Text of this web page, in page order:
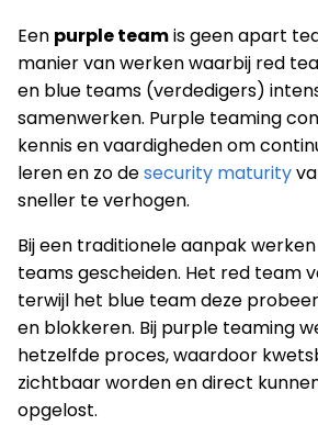
Een purple teamis geen apart
manier van werken waarbij red
en blue teams (verdedigers)
samenwerken. Purple teaming
kennis en vaardigheden om
leren en zo desecurity maturity
sneller te verhogen.
Bij een traditionele aanpak
teams gescheiden. Het red team
terwijl het blue team deze
en blokkeren. Bij purple teaming
hetzelfde proces, waardoor
zichtbaar worden en direct
opgelost.